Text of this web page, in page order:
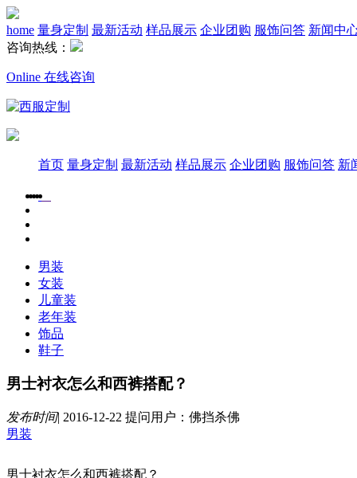
home 量身定制 最新活动 样品展示 企业团购 服饰问答 新闻中
咨询热线：
Online 在线咨询
首页 量身定制 最新活动 样品展示 企业团购 服饰问答 新
男装
女装
儿童装
老年装
饰品
鞋子
男士衬衣怎么和西裤搭配？
发布时间| 2016-12-22 提问用户：佛挡杀佛
男装
男士衬衣怎么和西裤搭配？